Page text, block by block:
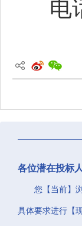
电
各位潜在投标
您【当前】
具体要求进行【